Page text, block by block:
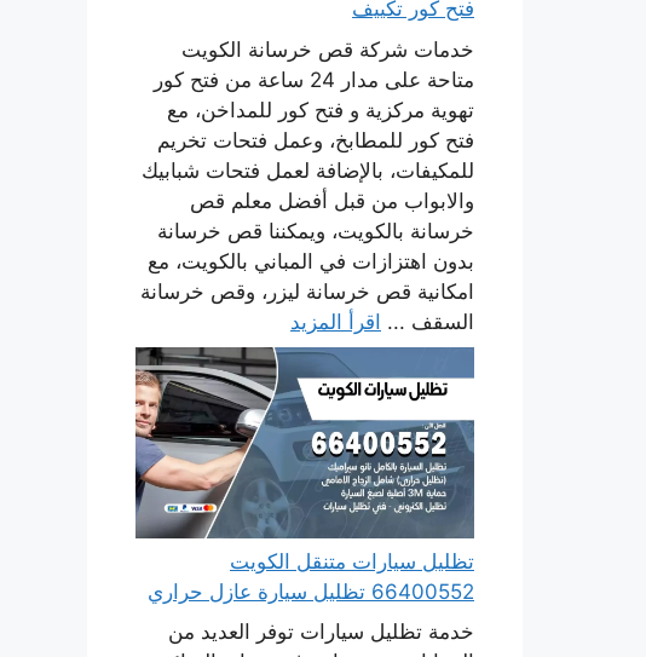
فتح كور تكييف
خدمات شركة قص خرسانة الكويت
متاحة على مدار 24 ساعة من فتح كور
تهوية مركزية و فتح كور للمداخن، مع
فتح كور للمطابخ، وعمل فتحات تخريم
للمكيفات، بالإضافة لعمل فتحات شبابيك
والابواب من قبل أفضل معلم قص
خرسانة بالكويت، ويمكننا قص خرسانة
بدون اهتزازات في المباني بالكويت، مع
امكانية قص خرسانة ليزر، وقص خرسانة
السقف ... اقرأ المزيد
تظليل سيارات متنقل الكويت
66400552 تظليل سيارة عازل حراري
خدمة تظليل سيارات توفر العديد من